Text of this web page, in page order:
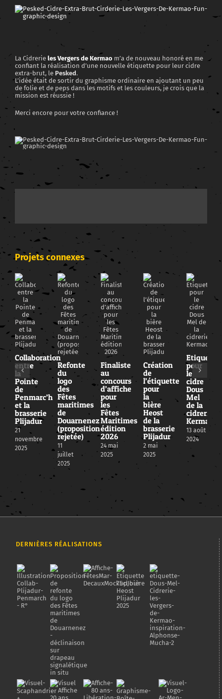
View
Larger
La Cidrerie les Vergers de Kermao m’a de nouveau honoré en me
confiant la réalisation d’une nouvelle étiquette pour leur cidre
extra-brut, le Pesked.
L’idée était de sortir du graphisme ordinaire en ajoutant un peu
de folie et de peps dans les motifs et les couleurs, je crois que la
mission est réussie !
Merci encore pour votre confiance !
Projets connexes
Collaboration
entre
la
Pointe
de
Penmarc’h
et la
brasserie
Plijadur
21
novembre
2025
Refonte
du
logo
des
Fêtes
maritimes
de
Douarnenez
(proposition
rejetée)
11
juillet
2025
Finaliste
au
concours
d’affiche
pour
les
Fêtes
Maritimes
édition
2026
24 mai
2025
Création
de
l’étiquette
pour
la
bière
Heost
de la
brasserie
Plijadur
2 mai
2025
Etiquette
pour
le
cidre
Dous
Mel
de la
cidrerie
Kermao
13 août
2024
DERNIÈRES RÉALISATIONS